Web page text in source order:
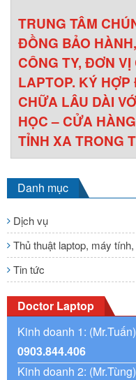
TRUNG TÂM
ĐỒNG BẢO
CÔNG TY, ĐƠN
LAPTOP. KÝ
CHỮA LÂU DÀI
HỌC – CỬA
TỈNH XA TRONG
Danh mục
Dịch vụ
Thủ thuật laptop, máy
Tin tức
Doctor Laptop
Kinh doanh 1: (Mr.Tuấn)
0903.844.406
Kinh doanh 2: (Mr.Tùng)